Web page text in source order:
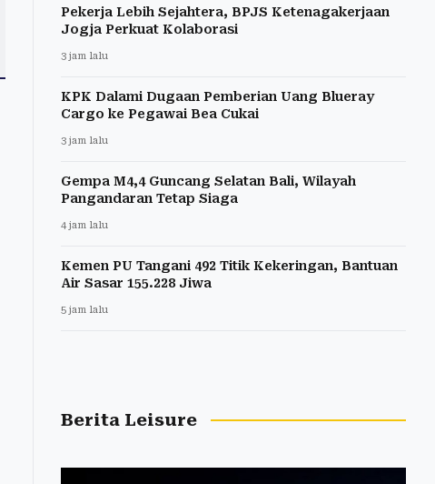
Pekerja Lebih Sejahtera, BPJS Ketenagakerjaan
Jogja Perkuat Kolaborasi
3 jam lalu
KPK Dalami Dugaan Pemberian Uang Blueray
Cargo ke Pegawai Bea Cukai
3 jam lalu
Gempa M4,4 Guncang Selatan Bali, Wilayah
Pangandaran Tetap Siaga
4 jam lalu
Kemen PU Tangani 492 Titik Kekeringan, Bantuan
Air Sasar 155.228 Jiwa
5 jam lalu
Berita Leisure